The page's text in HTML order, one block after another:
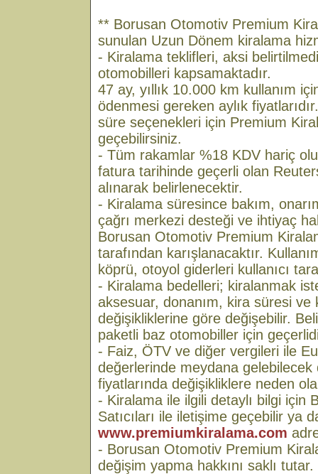
** Borusan Otomotiv Premium
sunulan Uzun Dönem kiralama
- Kiralama teklifleri, aksi
otomobilleri kapsamaktadır.
47 ay, yıllık 10.000 km kullanım
ödenmesi gereken aylık
süre seçenekleri için Premium
geçebilirsiniz.
- Tüm rakamlar %18 KDV hariç
fatura tarihinde geçerli olan
alınarak belirlenecektir.
- Kiralama süresince bakım,
çağrı merkezi desteği ve ihtiyaç
Borusan Otomotiv Premium
tarafından karışlanacaktır.
köprü, otoyol giderleri kullanıcı
- Kiralama bedelleri; kiralanmak
aksesuar, donanım, kira süresi ve
değişikliklerine göre değişebilir.
paketli baz otomobiller için
- Faiz, ÖTV ve diğer vergileri ile
değerlerinde meydana gelebilecek
fiyatlarında değişikliklere neden
- Kiralama ile ilgili detaylı bilgi için
Satıcıları ile iletişime geçebilir ya
www.premiumkiralama.com
- Borusan Otomotiv Premium
değişim yapma hakkını saklı tutar.